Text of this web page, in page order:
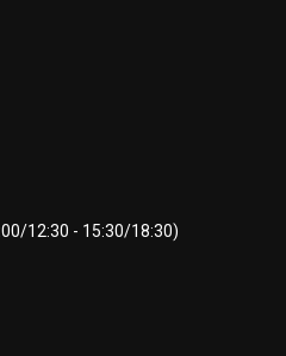
12:30 - 15:30/18:30)